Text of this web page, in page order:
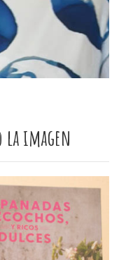
la imagen